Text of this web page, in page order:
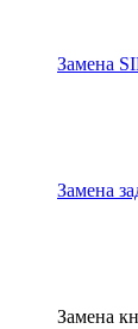
Замена
Замена
Замена